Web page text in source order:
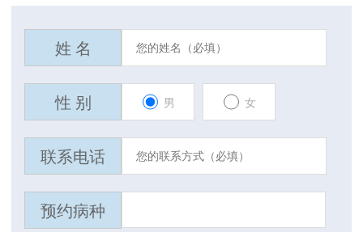
姓 名
性 别 男 女
联系电话
预约病种